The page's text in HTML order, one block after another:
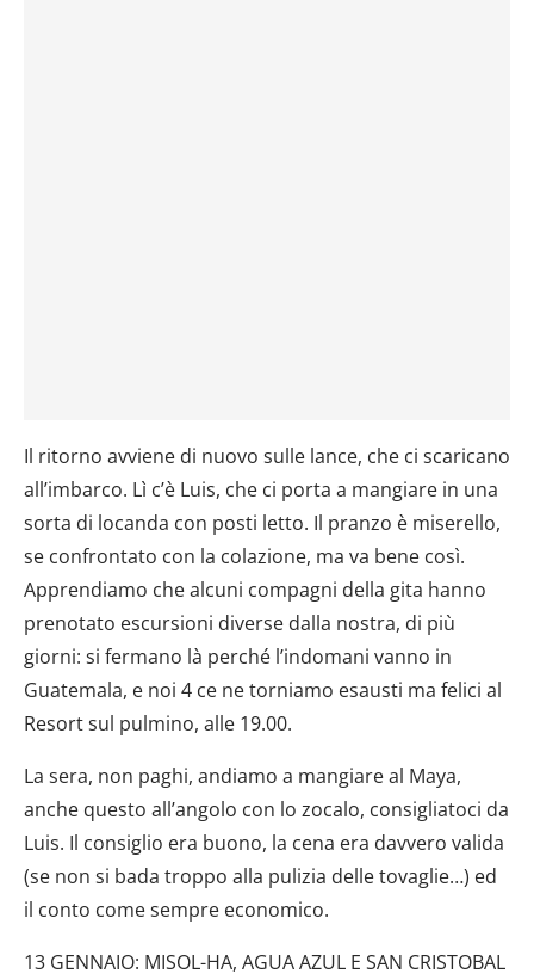
Il ritorno avviene di nuovo sulle lance, che ci scaricano
all’imbarco. Lì c’è Luis, che ci porta a mangiare in una
sorta di locanda con posti letto. Il pranzo è miserello,
se confrontato con la colazione, ma va bene così.
Apprendiamo che alcuni compagni della gita hanno
prenotato escursioni diverse dalla nostra, di più
giorni: si fermano là perché l’indomani vanno in
Guatemala, e noi 4 ce ne torniamo esausti ma felici al
Resort sul pulmino, alle 19.00.
La sera, non paghi, andiamo a mangiare al Maya,
anche questo all’angolo con lo zocalo, consigliatoci da
Luis. Il consiglio era buono, la cena era davvero valida
(se non si bada troppo alla pulizia delle tovaglie…) ed
il conto come sempre economico.
13 GENNAIO: MISOL-HA, AGUA AZUL E SAN CRISTOBAL